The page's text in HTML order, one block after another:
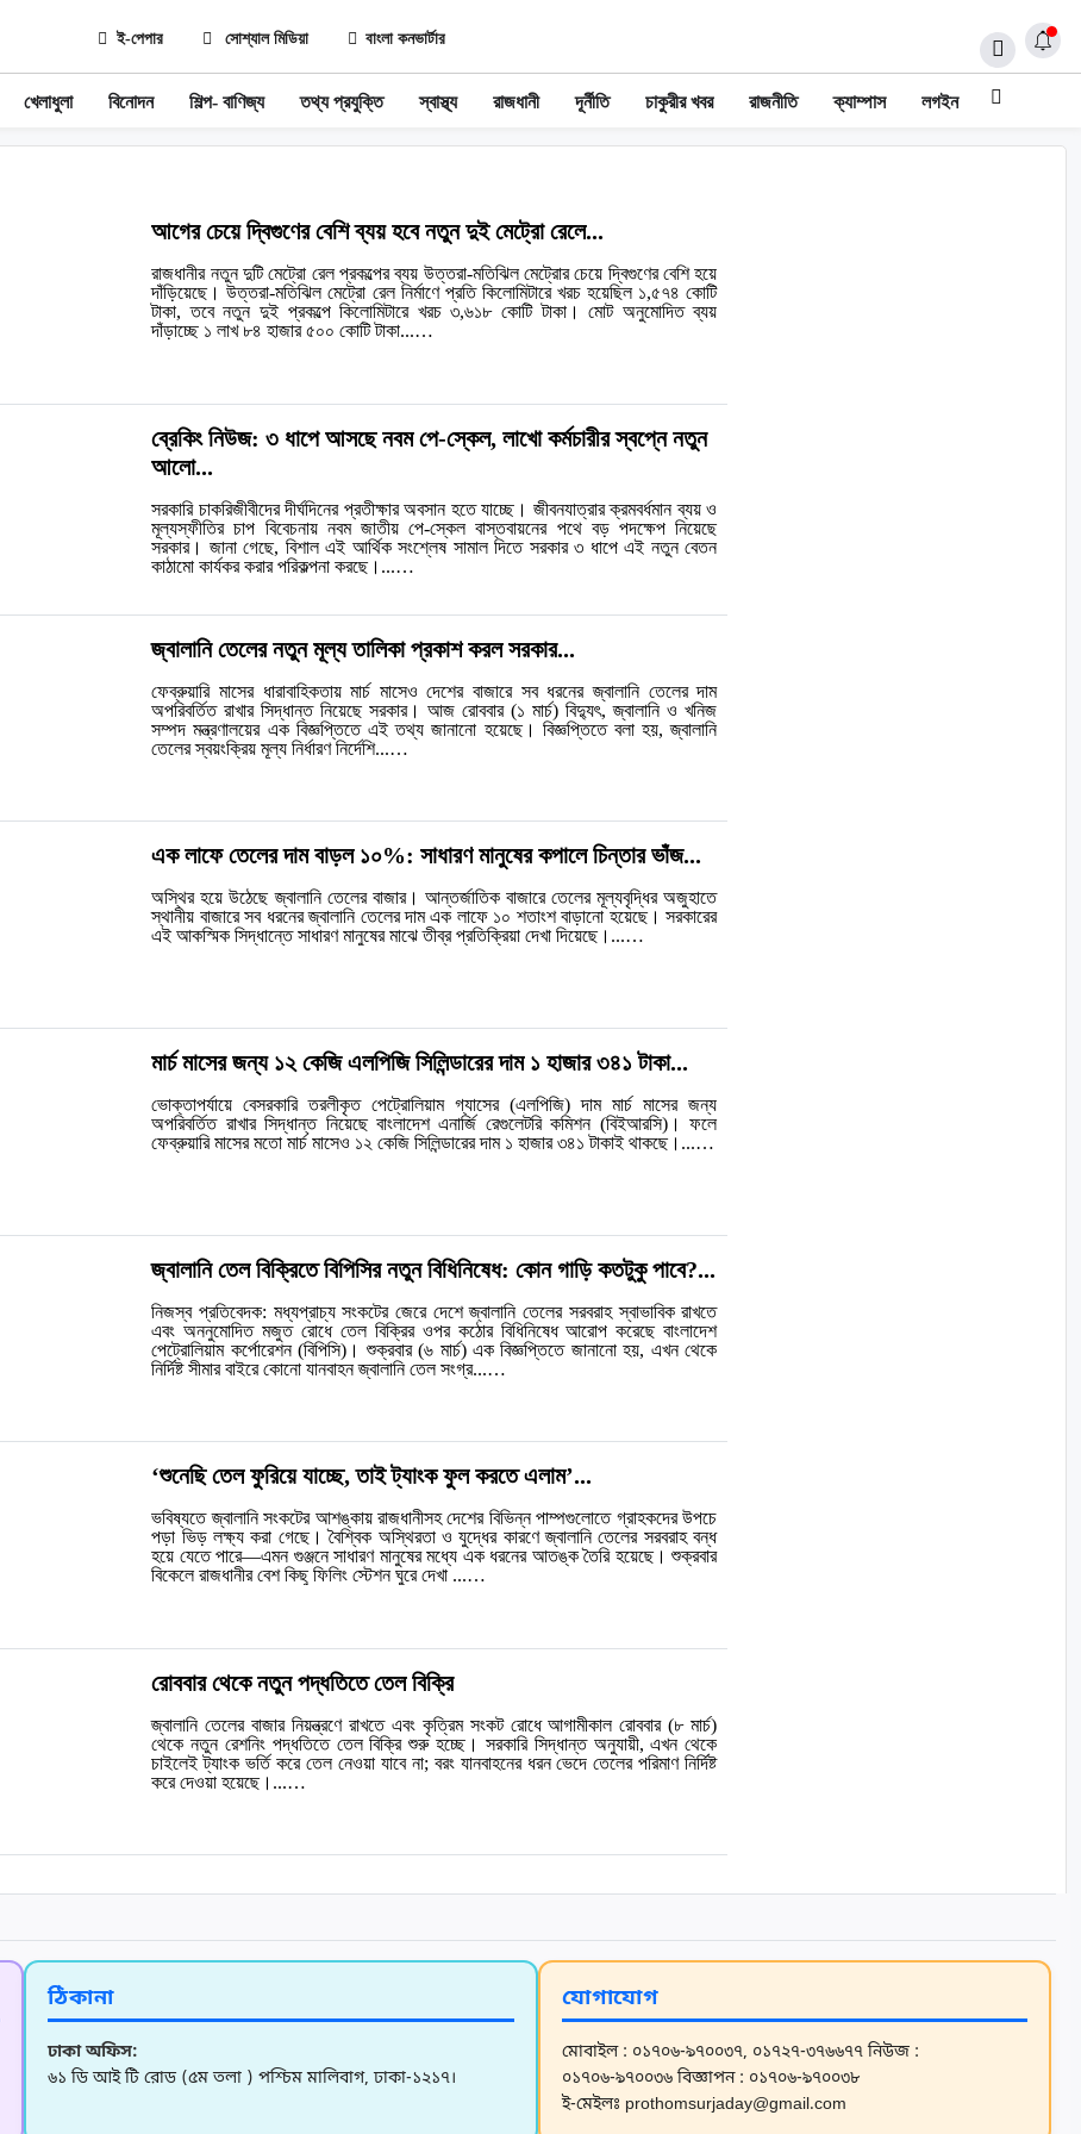
ই-পেপার সোশ্যাল মিডিয়া বাংলা কনভার্টার
খেলাধুলা বিনোদন শিল্প- বাণিজ্য তথ্য প্রযুক্তি স্বাস্থ্য রাজধানী দূর্নীতি চাকুরীর খবর রাজনীতি ক্যাম্পাস লগইন
আগের চেয়ে দ্বিগুণের বেশি ব্যয় হবে নতুন দুই মেট্রো রেলে...
রাজধানীর নতুন দুটি মেট্রো রেল প্রকল্পের ব্যয় উত্তরা-মতিঝিল মেট্রোর চেয়ে দ্বিগুণের বেশি হয়ে
দাঁড়িয়েছে। উত্তরা-মতিঝিল মেট্রো রেল নির্মাণে প্রতি কিলোমিটারে খরচ হয়েছিল ১,৫৭৪ কোটি
টাকা, তবে নতুন দুই প্রকল্পে কিলোমিটারে খরচ ৩,৬১৮ কোটি টাকা। মোট অনুমোদিত ব্যয়
দাঁড়াচ্ছে ১ লাখ ৮৪ হাজার ৫০০ কোটি টাকা...…
ব্রেকিং নিউজ: ৩ ধাপে আসছে নবম পে-স্কেল, লাখো কর্মচারীর স্বপ্নে নতুন
আলো...
সরকারি চাকরিজীবীদের দীর্ঘদিনের প্রতীক্ষার অবসান হতে যাচ্ছে। জীবনযাত্রার ক্রমবর্ধমান ব্যয় ও
মূল্যস্ফীতির চাপ বিবেচনায় নবম জাতীয় পে-স্কেল বাস্তবায়নের পথে বড় পদক্ষেপ নিয়েছে
সরকার। জানা গেছে, বিশাল এই আর্থিক সংশ্লেষ সামাল দিতে সরকার ৩ ধাপে এই নতুন বেতন
কাঠামো কার্যকর করার পরিকল্পনা করছে।...…
জ্বালানি তেলের নতুন মূল্য তালিকা প্রকাশ করল সরকার...
ফেব্রুয়ারি মাসের ধারাবাহিকতায় মার্চ মাসেও দেশের বাজারে সব ধরনের জ্বালানি তেলের দাম
অপরিবর্তিত রাখার সিদ্ধান্ত নিয়েছে সরকার। আজ রোববার (১ মার্চ) বিদ্যুৎ, জ্বালানি ও খনিজ
সম্পদ মন্ত্রণালয়ের এক বিজ্ঞপ্তিতে এই তথ্য জানানো হয়েছে। ​বিজ্ঞপ্তিতে বলা হয়, জ্বালানি
তেলের স্বয়ংক্রিয় মূল্য নির্ধারণ নির্দেশি...…
এক লাফে তেলের দাম বাড়ল ১০%: সাধারণ মানুষের কপালে চিন্তার ভাঁজ...
অস্থির হয়ে উঠেছে জ্বালানি তেলের বাজার। আন্তর্জাতিক বাজারে তেলের মূল্যবৃদ্ধির অজুহাতে
স্থানীয় বাজারে সব ধরনের জ্বালানি তেলের দাম এক লাফে ১০ শতাংশ বাড়ানো হয়েছে। সরকারের
এই আকস্মিক সিদ্ধান্তে সাধারণ মানুষের মাঝে তীব্র প্রতিক্রিয়া দেখা দিয়েছে।...…
মার্চ মাসের জন্য ১২ কেজি এলপিজি সিলিন্ডারের দাম ১ হাজার ৩৪১ টাকা...
ভোক্তাপর্যায়ে বেসরকারি তরলীকৃত পেট্রোলিয়াম গ্যাসের (এলপিজি) দাম মার্চ মাসের জন্য
অপরিবর্তিত রাখার সিদ্ধান্ত নিয়েছে বাংলাদেশ এনার্জি রেগুলেটরি কমিশন (বিইআরসি)। ফলে
ফেব্রুয়ারি মাসের মতো মার্চ মাসেও ১২ কেজি সিলিন্ডারের দাম ১ হাজার ৩৪১ টাকাই থাকছে।...…
জ্বালানি তেল বিক্রিতে বিপিসির নতুন বিধিনিষেধ: কোন গাড়ি কতটুকু পাবে?...
নিজস্ব প্রতিবেদক: মধ্যপ্রাচ্য সংকটের জেরে দেশে জ্বালানি তেলের সরবরাহ স্বাভাবিক রাখতে
এবং অননুমোদিত মজুত রোধে তেল বিক্রির ওপর কঠোর বিধিনিষেধ আরোপ করেছে বাংলাদেশ
পেট্রোলিয়াম কর্পোরেশন (বিপিসি)। শুক্রবার (৬ মার্চ) এক বিজ্ঞপ্তিতে জানানো হয়, এখন থেকে
নির্দিষ্ট সীমার বাইরে কোনো যানবাহন জ্বালানি তেল সংগ্র...…
‘শুনেছি তেল ফুরিয়ে যাচ্ছে, তাই ট্যাংক ফুল করতে এলাম’...
ভবিষ্যতে জ্বালানি সংকটের আশঙ্কায় রাজধানীসহ দেশের বিভিন্ন পাম্পগুলোতে গ্রাহকদের উপচে
পড়া ভিড় লক্ষ্য করা গেছে। বৈশ্বিক অস্থিরতা ও যুদ্ধের কারণে জ্বালানি তেলের সরবরাহ বন্ধ
হয়ে যেতে পারে—এমন গুঞ্জনে সাধারণ মানুষের মধ্যে এক ধরনের আতঙ্ক তৈরি হয়েছে। শুক্রবার
বিকেলে রাজধানীর বেশ কিছু ফিলিং স্টেশন ঘুরে দেখা ...…
রোববার থেকে নতুন পদ্ধতিতে তেল বিক্রি
জ্বালানি তেলের বাজার নিয়ন্ত্রণে রাখতে এবং কৃত্রিম সংকট রোধে আগামীকাল রোববার (৮ মার্চ)
থেকে নতুন রেশনিং পদ্ধতিতে তেল বিক্রি শুরু হচ্ছে। সরকারি সিদ্ধান্ত অনুযায়ী, এখন থেকে
চাইলেই ট্যাংক ভর্তি করে তেল নেওয়া যাবে না; বরং যানবাহনের ধরন ভেদে তেলের পরিমাণ নির্দিষ্ট
করে দেওয়া হয়েছে।...…
ঠিকানা
ঢাকা অফিস:
৬১ ডি আই টি রোড (৫ম তলা ) পশ্চিম মালিবাগ, ঢাকা-১২১৭।
যোগাযোগ
মোবাইল : ০১৭০৬-৯৭০০৩৭, ০১৭২৭-৩৭৬৬৭৭ নিউজ :
০১৭০৬-৯৭০০৩৬ বিজ্ঞাপন : ০১৭০৬-৯৭০০৩৮
ই-মেইলঃ prothomsurjaday@gmail.com